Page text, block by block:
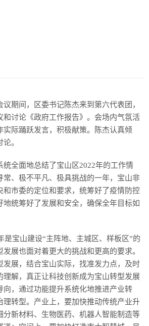
议期间，区委书记陈杰来到第六代表团，
和讨论《政府工作报告》。会场内气氛活
实际踊跃发言，积极献策。陈杰认真倾
。
统全面地总结了宝山区2022年的工作情
常、极不平凡、极具挑战的一年，宝山非
和市委的定位和要求，统筹好了疫情防控
地统筹好了发展和安全，确保全年目标如
是宝山建设“主阵地、主城区、样板区”的
展也面对着更大的挑战和更高的要求。
发展，结合宝山实际，找准发力点，及时
理解，真正让科技创新成为宝山转型发展
向，通过功能提升系统化地推进产业转
理转型。产业上，要加快推动传统产业升
分新材料、生物医药、机器人智能制造等